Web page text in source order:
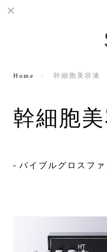
Home 幹細胞美容液
幹細胞
バイブルグロスファ